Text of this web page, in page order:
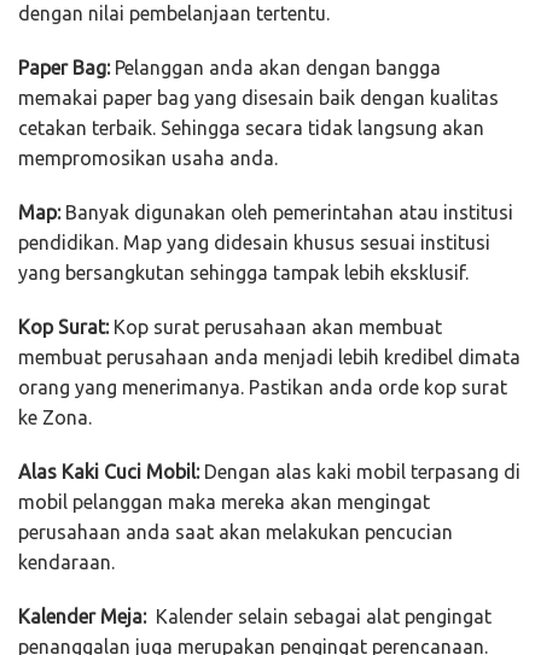
dengan nilai pembelanjaan tertentu.
Paper Bag:Pelanggan anda akan dengan bangga
memakai paper bag yang disesain baik dengan kualitas
cetakan terbaik. Sehingga secara tidak langsung akan
mempromosikan usaha anda.
Map:Banyak digunakan oleh pemerintahan atau institusi
pendidikan. Map yang didesain khusus sesuai institusi
yang bersangkutan sehingga tampak lebih eksklusif.
Kop Surat:Kop surat perusahaan akan membuat
membuat perusahaan anda menjadi lebih kredibel dimata
orang yang menerimanya. Pastikan anda orde kop surat
ke Zona.
Alas Kaki Cuci Mobil:Dengan alas kaki mobil terpasang di
mobil pelanggan maka mereka akan mengingat
perusahaan anda saat akan melakukan pencucian
kendaraan.
Kalender Meja:Kalender selain sebagai alat pengingat
penanggalan juga merupakan pengingat perencanaan.